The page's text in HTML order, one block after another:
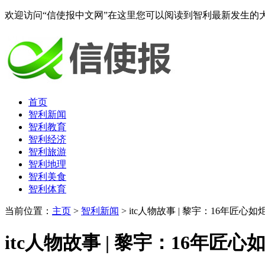
欢迎访问“信使报中文网”在这里您可以阅读到智利最新发生
首页
智利新闻
智利教育
智利经济
智利旅游
智利地理
智利美食
智利体育
当前位置： 主页 > 智利新闻 > itc人物故事 | 黎宇：16年匠心如
itc人物故事 | 黎宇：16年匠心